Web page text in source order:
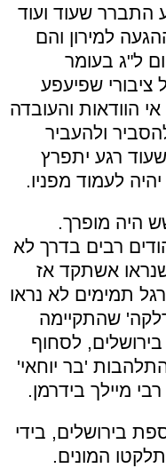
התברר שעוד ועוד
למירון והם
ל"ג בעומר
ציבורי שפיעפע
הוודאות והעובדה
ולהעביר
רגע יתפרץ
לעמוד מפניו.
היה מופרך.
רבים בדרך לא
אשתקד אז
תמימים לא נראו
שהתקיימה
בירושלים, לסחוף
'בר יוחאי'
מיילך בידרמן.
בירושלים, בידי
המונים.